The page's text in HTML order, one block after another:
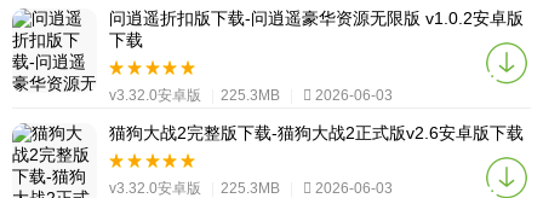
问逍遥折扣版下载-问逍遥豪华资源无限版 v1.0.2安卓版
下载
v3.32.0安卓版 225.3MB 2026-06-03
猫狗大战2完整版下载-猫狗大战2正式版v2.6安卓版下载
v3.32.0安卓版 225.3MB 2026-06-03